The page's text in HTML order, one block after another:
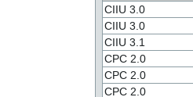
CIIU 3.0
CIIU 3.0
CIIU 3.1
CPC 2.0
CPC 2.0
CPC 2.0